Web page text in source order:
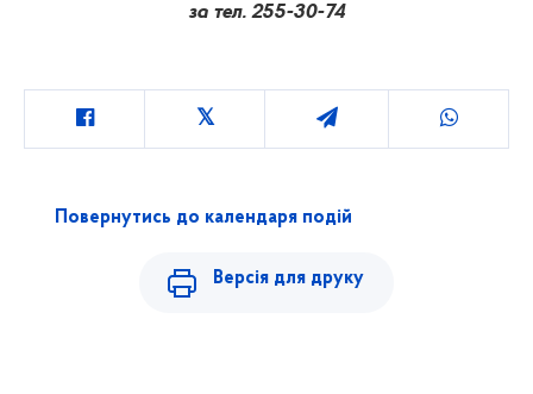
за тел. 255-30-74
Повернутись до календаря подій
Версія для друку